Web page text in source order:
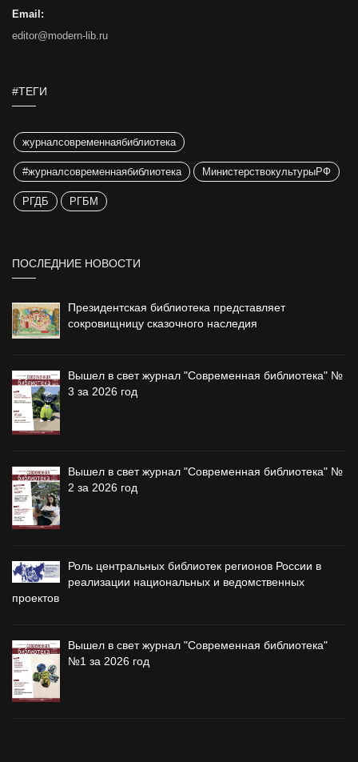
Email:
editor@modern-lib.ru
#ТЕГИ
журналсовременнаябиблиотека
#журналсовременнаябиблиотека МинистерствокультурыРФ
РГДБ РГБМ
ПОСЛЕДНИЕ НОВОСТИ
Президентская библиотека представляет
сокровищницу сказочного наследия
Вышел в свет журнал "Современная библиотека" №
3 за 2026 год
Вышел в свет журнал "Современная библиотека" №
2 за 2026 год
Роль центральных библиотек регионов России в
реализации национальных и ведомственных
проектов
Вышел в свет журнал "Современная библиотека"
№1 за 2026 год